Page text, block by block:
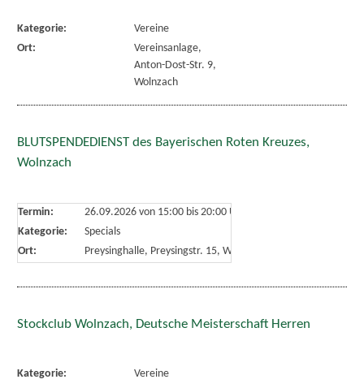
Kategorie:
Vereine
Ort:
Vereinsanlage,
Anton-Dost-Str. 9,
Wolnzach
BLUTSPENDEDIENST des Bayerischen Roten Kreuzes,
Wolnzach
Termin: 26.09.2026 von 15:00bis 20:00 Uhr
Kategorie:
Specials
Ort:
Preysinghalle, Preysingstr. 15, Wolnzach
Stockclub Wolnzach, Deutsche Meisterschaft Herren
Kategorie:
Vereine